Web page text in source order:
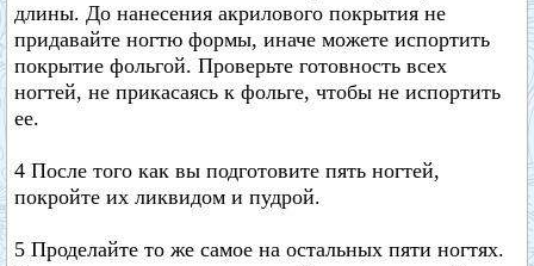
длины. До нанесения акрилового покрытия не
придавайте ногтю формы, иначе можете испортить
покрытие фольгой. Проверьте готовность всех
ногтей, не прикасаясь к фольге, чтобы не испортить
ее.
4 После того как вы подготовите пять ногтей,
покройте их ликвидом и пудрой.
5 Проделайте то же самое на остальных пяти ногтях.